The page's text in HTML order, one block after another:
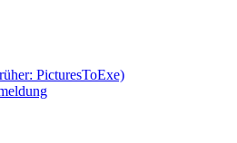
PicturesToExe)